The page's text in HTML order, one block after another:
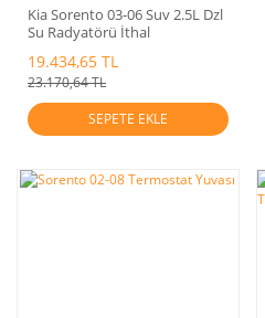
Kia Sorento 03-06 Suv 2.5L Dzl
Su Radyatörü İthal
19.434,65 TL
23.170,64 TL
SEPETE EKLE